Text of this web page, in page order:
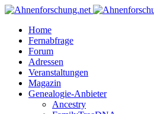
Home
Fernabfrage
Forum
Adressen
Veranstaltungen
Magazin
Genealogie-Anbieter
Ancestry